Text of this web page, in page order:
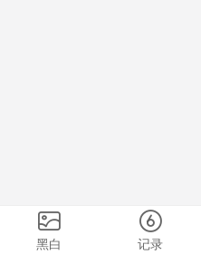
黑白 记录